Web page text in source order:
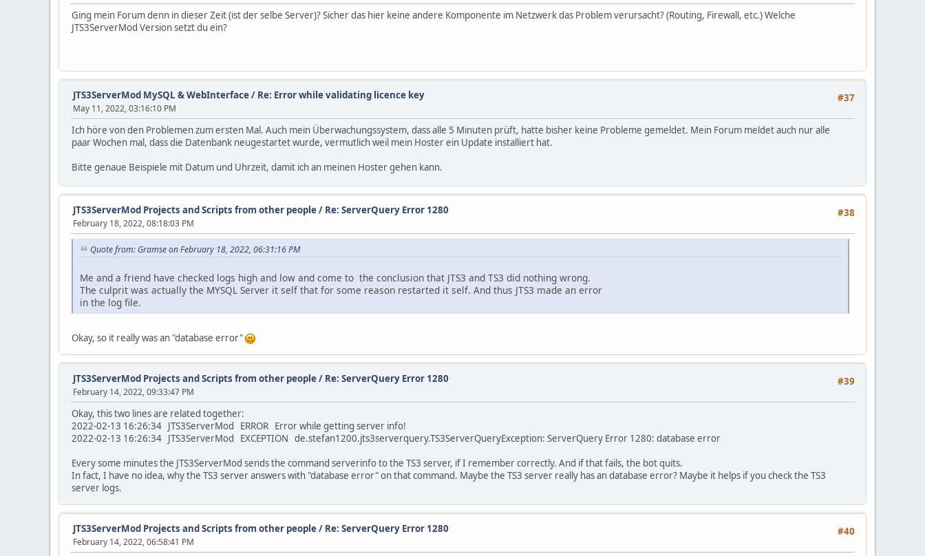
Ging mein Forum denn in dieser Zeit (ist der selbe Server)? Sicher das hier keine andere Komponente im Netzwerk das Problem verursacht? (Routing, Firewall, etc.) Welche
JTS3ServerMod Version setzt du ein?
#37
JTS3ServerMod MySQL & WebInterface/ Re: Error while validating licence key
May 11, 2022, 03:16:10 PM
Ich höre von den Problemen zum ersten Mal. Auch mein Überwachungssystem, dass alle 5 Minuten prüft, hatte bisher keine Probleme gemeldet. Mein Forum meldet auch nur alle
paar Wochen mal, dass die Datenbank neugestartet wurde, vermutlich weil mein Hoster ein Update installiert hat.
Bitte genaue Beispiele mit Datum und Uhrzeit, damit ich an meinen Hoster gehen kann.
#38
JTS3ServerMod Projects and Scripts from other people/ Re: ServerQuery Error 1280
February 18, 2022, 08:18:03 PM
Quote from: Gramse on February 18, 2022, 06:31:16 PM
Me and a friend have checked logs high and low and come to the conclusion that JTS3 and TS3 did nothing wrong.
The culprit was actually the MYSQL Server it self that for some reason restarted it self. And thus JTS3 made an error
in the log file.
Okay, so it really was an "database error"
#39
JTS3ServerMod Projects and Scripts from other people/ Re: ServerQuery Error 1280
February 14, 2022, 09:33:47 PM
Okay, this two lines are related together:
2022-02-13 16:26:34 JTS3ServerMod ERROR Error while getting server info!
2022-02-13 16:26:34 JTS3ServerMod EXCEPTION de.stefan1200.jts3serverquery.TS3ServerQueryException: ServerQuery Error 1280: database error
Every some minutes the JTS3ServerMod sends the command serverinfo to the TS3 server, if I remember correctly. And if that fails, the bot quits.
In fact, I have no idea, why the TS3 server answers with "database error" on that command. Maybe the TS3 server really has an database error? Maybe it helps if you check the TS3
server logs.
#40
JTS3ServerMod Projects and Scripts from other people/ Re: ServerQuery Error 1280
February 14, 2022, 06:58:41 PM